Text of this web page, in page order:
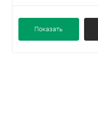
Мужское здоровье
Показать